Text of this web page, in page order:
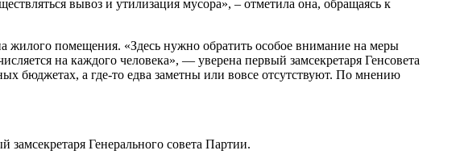
вывоз и утилизация мусора», – отметила она, обращаясь к
жилого помещения. «Здесь нужно обратить особое внимание на меры
на каждого человека», — уверена первый замсекретаря Генсовета
бюджетах, а где-то едва заметны или вовсе отсутствуют. По мнению
Генерального совета Партии.